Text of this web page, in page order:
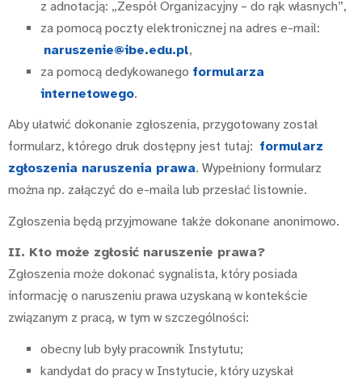
z adnotacją: „Zespół Organizacyjny – do rąk własnych”,
za pomocą poczty elektronicznej na adres e-mail:
naruszenie@ibe.edu.pl,
za pomocą dedykowanego formularza
internetowego.
Aby ułatwić dokonanie zgłoszenia, przygotowany został
formularz, którego druk dostępny jest tutaj: formularz
zgłoszenia naruszenia prawa. Wypełniony formularz
można np. załączyć do e-maila lub przesłać listownie.
Zgłoszenia będą przyjmowane także dokonane anonimowo.
II. Kto może zgłosić naruszenie prawa?
Zgłoszenia może dokonać sygnalista, który posiada
informację o naruszeniu prawa uzyskaną w kontekście
związanym z pracą, w tym w szczególności:
obecny lub były pracownik Instytutu;
kandydat do pracy w Instytucie, który uzyskał